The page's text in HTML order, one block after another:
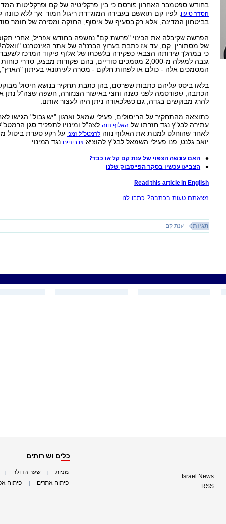
בחודש ספטמבר האחרון פורסם כי בין פרקליטיה של קם ופרקליטות
הסדר טיעון
, לפיו קם תואשם בעבירה המוגדרת ריגול חמור, אך ללא כוונה
בביטחון המדינה, אלא רק בסעיף של איסוף, החזקה ומסירה של חומר
הפרשה שקיבלה את הכינוי "פרשת קם" נחשפה בחודש אפריל, אחרי
של מסתורין. קם, עד אז כתבת בערוץ הברנז'ה של אתר האינטרנט
כי במהלך שירותה הצבאי כפקידה בלשכתו של אלוף פיקוד המרכז לשעבר,
גנבה למעלה מ-2,000 מסמכים סודיים, בהם פקודות מבצע, סדרי
המסמכים אלה - כולם או לפחות חלקם - מסרה לעיתונאי בעיתון "הארץ",
בלאו ביסס עליהם כתבות שפרסם, בהן כתבת תחקיר בנושא חיסול
הכתבה, שפורסמה לפני כשנה וחצי באישור הצנזורה, חשפה שצה"ל נתן
להרג מבוקשים בגדה, גם כשלכאורה ניתן היה לעצור אותם.
כתוצאה מהתחקיר על החיסולים, פעילי שמאל וארגון "יש גבול" הגישו
עתירה לבג"ץ נגד חזרתו של האלוף נווהלצה"ל ומינויו לתפקיד סגן
לאחר שהוחלט למנות את האלוף נווה לרמטכ"ל זמני על רקע סערת ביטול
יואב גלנט, פנו פעילי השמאל לבג"ץ להוציא צו ביניים נגד המינוי.
האם עונשה הצפוי של ענת קם קל או כבד?
הצביעו עכשיו בסקר הפייסבוק שלנו
Read this article in English
מצאתם טעות בכתבה? כתבו לנו
תגיות: ענת קם
Israel News
RSS
כלים ושירותים
מניות שער הדולר
פיתוח אתרים פיתוח